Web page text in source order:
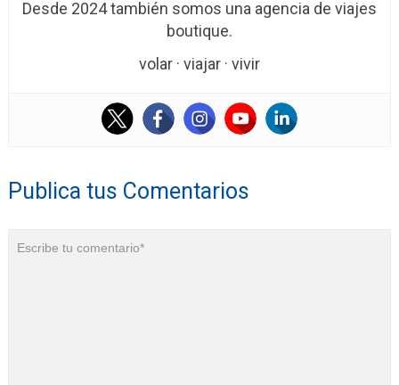
Desde 2024 también somos una agencia de viajes
boutique.
volar · viajar · vivir
Publica tus Comentarios